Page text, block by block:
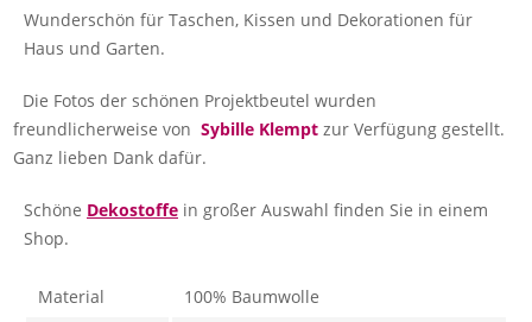
Wunderschön für Taschen, Kissen und Dekorationen für
Haus und Garten.
Die Fotos der schönen Projektbeutel wurden
freundlicherweise von Sybille Klemptzur Verfügung gestellt.
Ganz lieben Dank dafür.
Schöne Dekostoffe in großer Auswahl finden Sie in einem
Shop.
Material
100% Baumwolle